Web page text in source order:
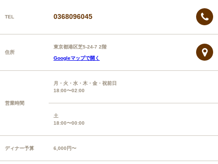
TEL 0368096045
住所
東京都港区芝5-24-7 2階
Googleマップで開く
営業時間
月・火・水・木・金・祝前日
18:00〜02:00
土
18:00〜00:00
ディナー予算 6,000円〜